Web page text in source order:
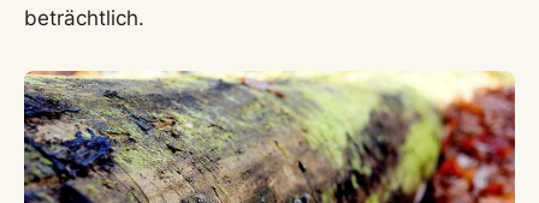
beträchtlich.